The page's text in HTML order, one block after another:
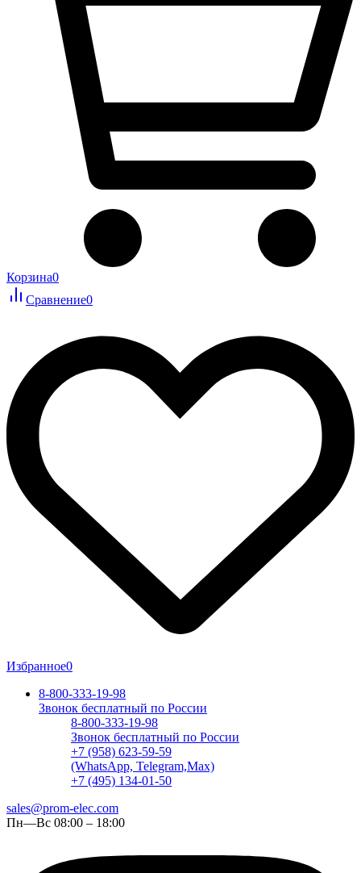
Корзина0
Сравнение0
Избранное0
8-800-333-19-98
Звонок бесплатный по России
8-800-333-19-98
Звонок бесплатный по России
+7 (958) 623-59-59
(WhatsApp, Telegram,Max)
+7 (495) 134-01-50
sales@prom-elec.com
Пн—Вс 08:00 – 18:00